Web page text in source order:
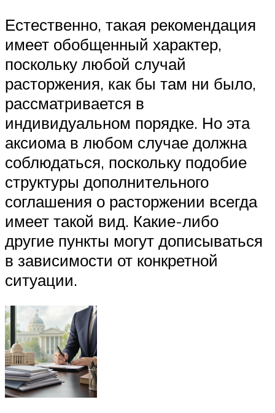
Естественно, такая рекомендация
имеет обобщенный характер,
поскольку любой случай
расторжения, как бы там ни было,
рассматривается в
индивидуальном порядке. Но эта
аксиома в любом случае должна
соблюдаться, поскольку подобие
структуры дополнительного
соглашения о расторжении всегда
имеет такой вид. Какие-либо
другие пункты могут дописываться
в зависимости от конкретной
ситуации.